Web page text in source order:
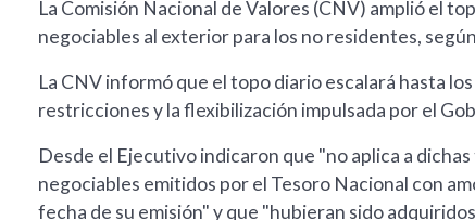
La Comisión Nacional de Valores (CNV) amplió el
negociables al exterior para los no residentes,
La CNV informó que el topo diario escalará hasta
restricciones y la flexibilización impulsada por el
Desde el Ejecutivo indicaron que "no aplica a
negociables emitidos por el Tesoro Nacional con
fecha de su emisión" y que "hubieran sido